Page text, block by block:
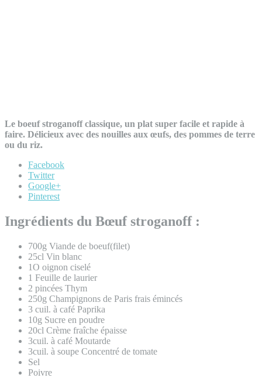
Le boeuf stroganoff classique, un plat super facile et rapide à
faire. Délicieux avec des nouilles aux œufs, des pommes de terre
ou du riz.
Facebook
Twitter
Google+
Pinterest
Ingrédients du Bœuf stroganoff :
700g Viande de boeuf(filet)
25cl Vin blanc
1O oignon ciselé
1 Feuille de laurier
2 pincées Thym
250g Champignons de Paris frais émincés
3 cuil. à café Paprika
10g Sucre en poudre
20cl Crème fraîche épaisse
3cuil. à café Moutarde
3cuil. à soupe Concentré de tomate
Sel
Poivre